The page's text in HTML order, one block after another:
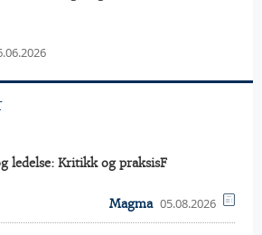
ledelse: Kritikk og praksisF
Magma 05.08.2026